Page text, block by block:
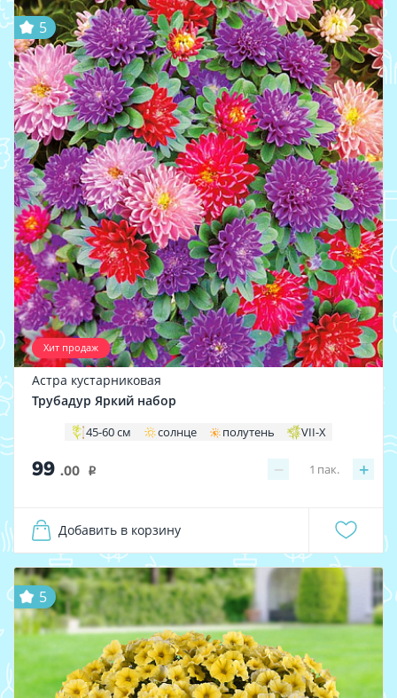
Хит продаж
5
Астра кустарниковая
Трубадур Яркий набор
45-60 см солнце полутень VII-X
99 .00 i − +
1 пак.
Добавить в корзину
5